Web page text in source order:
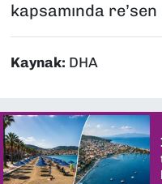
kapsamında
Kaynak: DHA